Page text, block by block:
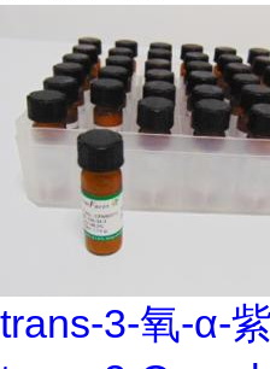
trans-3-氧-α-